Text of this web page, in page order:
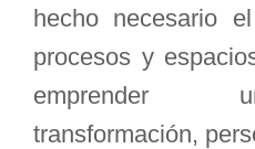
hecho necesario
procesos y
emprender
transformación,